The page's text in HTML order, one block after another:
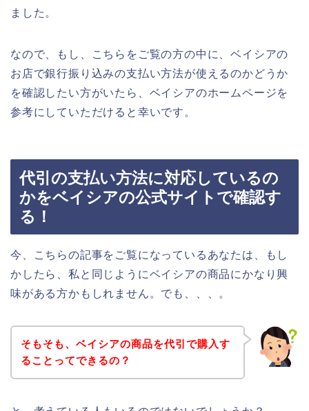
ました。
なので、もし、こちらをご覧の方の中に、ベイシアの
お店で銀行振り込みの支払い方法が使えるのかどうか
を確認したい方がいたら、ベイシアのホームページを
参考にしていただけると幸いです。
代引の支払い方法に対応しているの
かをベイシアの公式サイトで確認す
る！
今、こちらの記事をご覧になっているあなたは、もし
かしたら、私と同じようにベイシアの商品にかなり興
味がある方かもしれません。でも、、、。
そもそも、ベイシアの商品を代引で購入す
ることってできるの？